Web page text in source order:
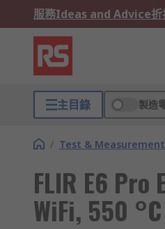
服務Ideas and Advice
主目錄 製造
/ Test & Measurement
FLIR E6
WiFi, 550